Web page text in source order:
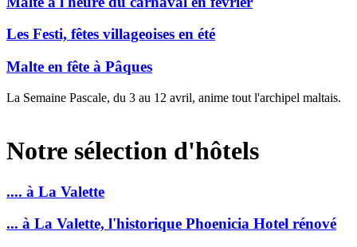
Les Festi, fêtes villageoises en été
Malte en fête à Pâques
La Semaine Pascale, du 3 au 12 avril, anime tout l'archipel maltais.
Notre sélection d'hôtels
.... à La Valette
... à La Valette, l'historique Phoenicia Hotel rénové